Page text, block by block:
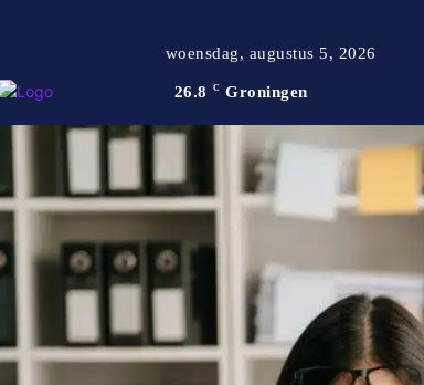
woensdag, augustus 5, 2026
26.8 C Groningen